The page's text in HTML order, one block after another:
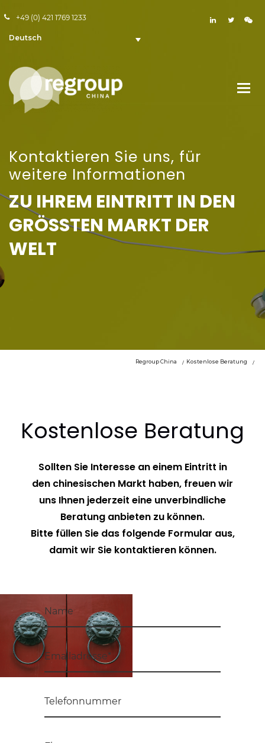
+49 (0) 421 1769 1233
Deutsch
Kontaktieren Sie uns, für
weitere Informationen
ZU IHREM EINTRITT IN DEN
GRÖSSTEN MARKT DER W
ELT
Regroup China Kostenlose Beratung
Kostenlose Beratung
Sollten Sie Interesse an einem Eintritt in
den chinesischen Markt haben, freuen wir
uns Ihnen jederzeit eine unverbindliche
Beratung anbieten zu können.
Bitte füllen Sie das folgende Formular aus,
damit wir Sie kontaktieren können.